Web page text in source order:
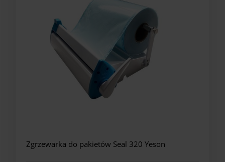
Zgrzewarka do pakietów Seal 320 Yeson